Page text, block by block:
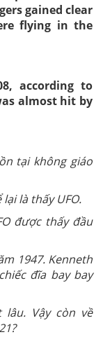
gained clear
flying in the
according to
almost hit by
tại không giáo
là thấy UFO.
được thấy đầu
1947. Kenneth
đĩa bay bay
Vậy còn về